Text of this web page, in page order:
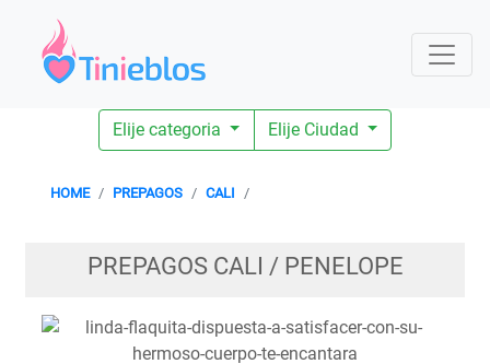
Elije categoria Elije Ciudad
HOME PREPAGOS CALI
PREPAGOS CALI / PENELOPE